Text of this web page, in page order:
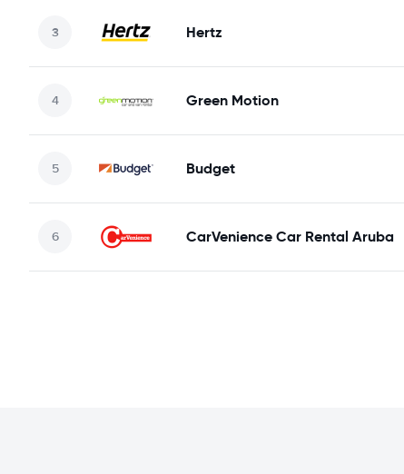
Hertz
Green Motion
Budget
CarVenience Car Rental Aruba